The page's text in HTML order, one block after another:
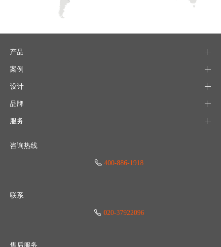
产品
案例
设计
品牌
服务
咨询热线
400-886-1918
联系
020-37922096
售后服务